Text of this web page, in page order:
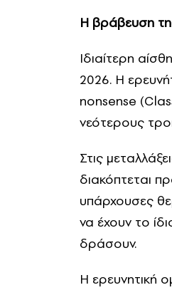
Η βράβευση
Ιδιαίτερη
2026. Η
nonsense
νεότερους
Στις
διακόπτεται
υπάρχουσες
να έχουν το
δράσουν.
Η ερευνητική